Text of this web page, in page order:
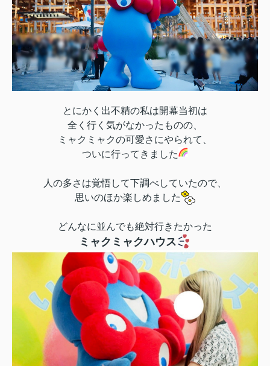
とにかく出不精の私は開幕当初は
全く行く気がなかったものの、
ミャクミャクの可愛さにやられて、
ついに行ってきました
人の多さは覚悟して下調べしていたので
思いのほか楽しめました
どんなに並んでも絶対行きたかった
ミャクミャクハウス